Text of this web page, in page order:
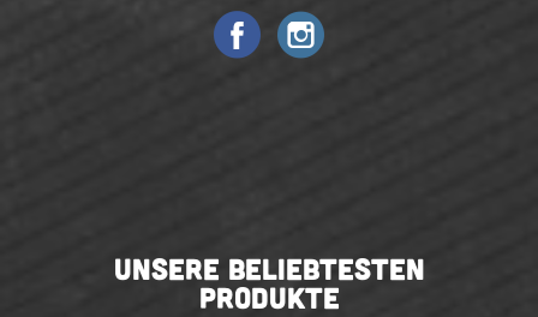
UNSERE BELIEBTESTEN
PRODUKTE